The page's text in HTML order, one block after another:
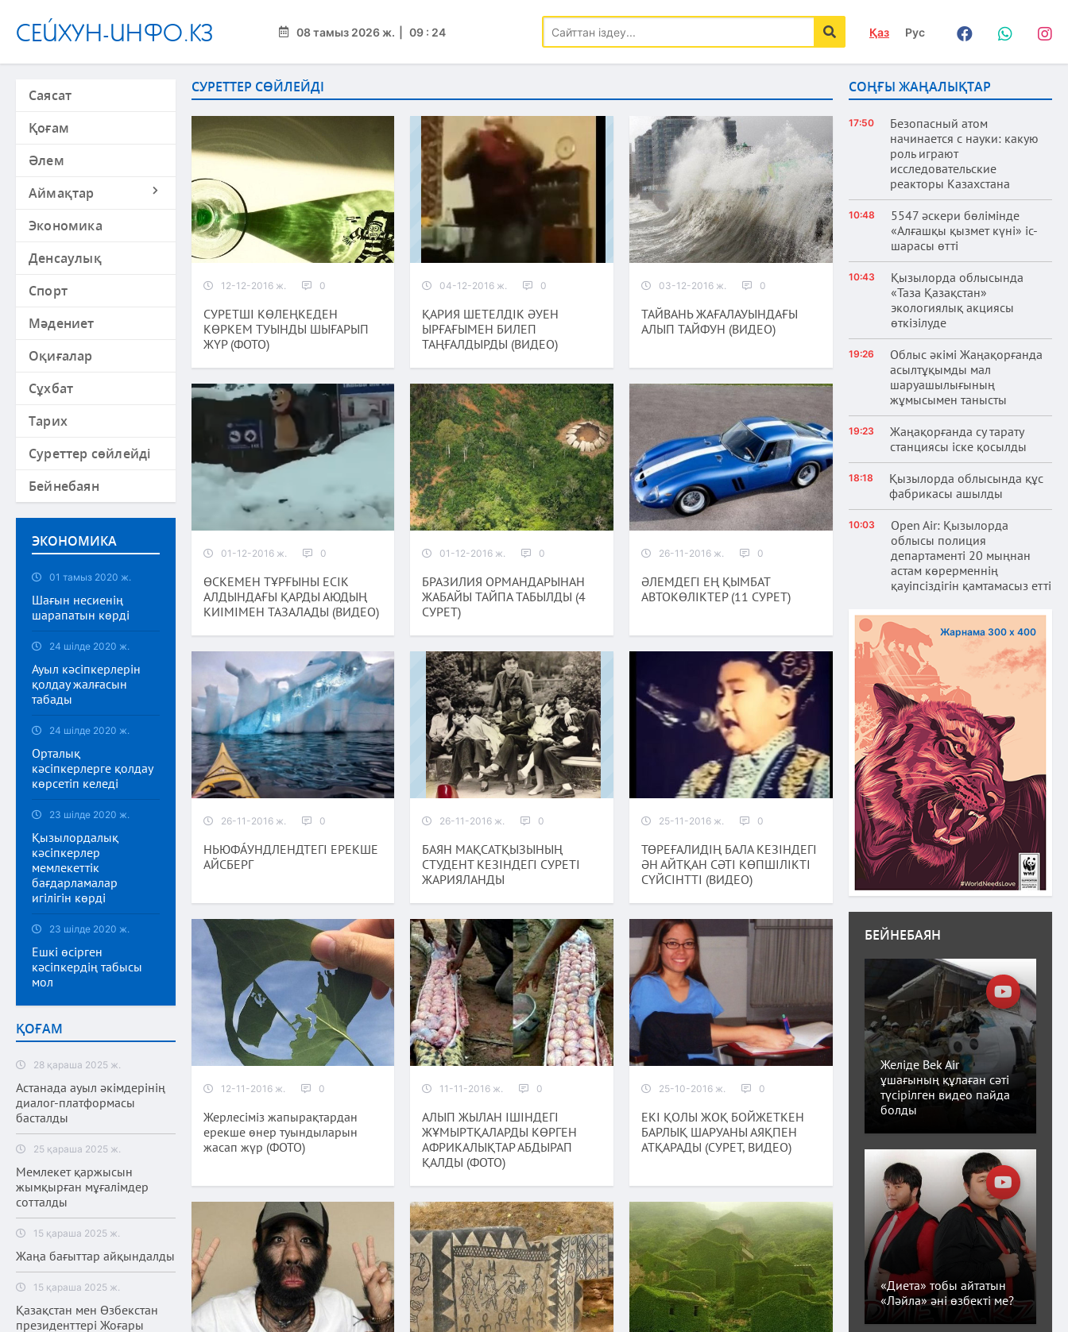
СЕЙХУН-ИНФО.КЗ 08 тамыз 2026 ж. 09 : 24
іздеу
Қаз
Рус
Саясат
Қоғам
Әлем
Аймақтар
Экономика
Денсаулық
Спорт
Мәдениет
Оқиғалар
Сұхбат
Тарих
Суреттер сөйлейді
Бейнебаян
ЭКОНОМИКА
01 тамыз 2020 ж.
Шағын несиенің
шарапатын көрді
24 шілде 2020 ж.
Ауыл кәсіпкерлерін
қолдау жалғасын
табады
24 шілде 2020 ж.
Орталық
кәсіпкерлерге қолдау
көрсетіп келеді
23 шілде 2020 ж.
Қызылордалық
кәсіпкерлер
мемлекеттік
бағдарламалар
игілігін көрді
23 шілде 2020 ж.
Ешкі өсірген
кәсіпкердің табысы
мол
ҚОҒАМ
28 қараша 2025 ж.
Астанада ауыл әкімдерінің
диалог-платформасы
басталды
25 қараша 2025 ж.
Мемлекет қаржысын
жымқырған мұғалімдер
сотталды
15 қараша 2025 ж.
Жаңа бағыттар айқындалды
15 қараша 2025 ж.
Қазақстан мен Өзбекстан
президенттері Жоғары
СУРЕТТЕР СӨЙЛЕЙДІ
12-12-2016 ж. 0
СУРЕТШІ КӨЛЕҢКЕДЕН
КӨРКЕМ ТУЫНДЫ ШЫҒАРЫП
ЖҮР (ФОТО)
04-12-2016 ж. 0
ҚАРИЯ ШЕТЕЛДІК ӘУЕН
ЫРҒАҒЫМЕН БИЛЕП
ТАҢҒАЛДЫРДЫ (ВИДЕО)
03-12-2016 ж. 0
ТАЙВАНЬ ЖАҒАЛАУЫНДАҒЫ
АЛЫП ТАЙФУН (ВИДЕО)
01-12-2016 ж. 0
ӨСКЕМЕН ТҰРҒЫНЫ ЕСІК
АЛДЫНДАҒЫ ҚАРДЫ АЮДЫҢ
КИІМІМЕН ТАЗАЛАДЫ (ВИДЕО)
01-12-2016 ж. 0
БРАЗИЛИЯ ОРМАНДАРЫНАН
ЖАБАЙЫ ТАЙПА ТАБЫЛДЫ (4
СУРЕТ)
26-11-2016 ж. 0
ӘЛЕМДЕГІ ЕҢ ҚЫМБАТ
АВТОКӨЛІКТЕР (11 СУРЕТ)
26-11-2016 ж. 0
НЬЮФА́УНДЛЕНДТЕГІ ЕРЕКШЕ
АЙСБЕРГ
26-11-2016 ж. 0
БАЯН МАҚСАТҚЫЗЫНЫҢ
СТУДЕНТ КЕЗІНДЕГІ СУРЕТІ
ЖАРИЯЛАНДЫ
25-11-2016 ж. 0
ТӨРЕҒАЛИДІҢ БАЛА КЕЗІНДЕГІ
ӘН АЙТҚАН СӘТІ КӨПШІЛІКТІ
СҮЙСІНТТІ (ВИДЕО)
12-11-2016 ж. 0
Жерлесіміз жапырақтардан
ерекше өнер туындыларын
жасап жүр (ФОТО)
11-11-2016 ж. 0
АЛЫП ЖЫЛАН ІШІНДЕГІ
ЖҰМЫРТҚАЛАРДЫ КӨРГЕН
АФРИКАЛЫҚТАР АБДЫРАП
ҚАЛДЫ (ФОТО)
25-10-2016 ж. 0
ЕКІ ҚОЛЫ ЖОҚ БОЙЖЕТКЕН
БАРЛЫҚ ШАРУАНЫ АЯҚПЕН
АТҚАРАДЫ (СУРЕТ, ВИДЕО)
СОҢҒЫ ЖАҢАЛЫҚТАР
17:50
Безопасный атом
начинается с науки: какую
роль играют
исследовательские
реакторы Казахстана
10:48
5547 әскери бөлімінде
«Алғашқы қызмет күні» іс-
шарасы өтті
10:43
Қызылорда облысында
«Таза Қазақстан»
экологиялық акциясы
өткізілуде
19:26
Облыс әкімі Жаңақорғанда
асылтұқымды мал
шаруашылығының
жұмысымен танысты
19:23
Жаңақорғанда су тарату
станциясы іске қосылды
18:18
Қызылорда облысында құс
фабрикасы ашылды
10:03
Open Air: Қызылорда
облысы полиция
департаменті 20 мыңнан
астам көрерменнің
қауіпсіздігін қамтамасыз етті
Жарнама 300 х 400
БЕЙНЕБАЯН
Желіде Bek Air
ұшағының құлаған сәті
түсірілген видео пайда
болды
«Диета» тобы айтатын
«Ләйла» әні өзбекті ме?